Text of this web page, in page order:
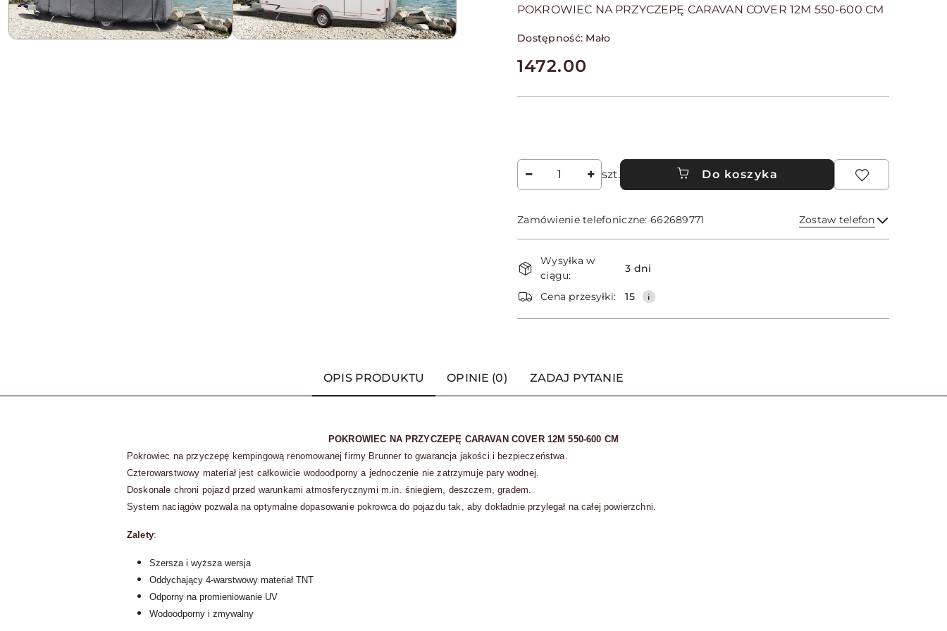
POKROWIEC NA PRZYCZEPĘ CARAVAN COVER 12M 550-600 CM
Dostępność: Mało
cena:
1472.00
Ilość
szt. Do koszyka
Zamówienie telefoniczne: 662689771 Zostaw telefon
Wyślij
Dostępność
i
dostawa
Wysyłka w
ciągu:
3 dni
Cena przesyłki: 15
OPIS PRODUKTU OPINIE (0) ZADAJ PYTANIE
POKROWIEC NA PRZYCZEPĘ CARAVAN COVER 12M 550-600 CM
Pokrowiec na przyczepę kempingową renomowanej firmy Brunner to gwarancja jakości i bezpieczeństwa.
Czterowarstwowy materiał jest całkowicie wodoodporny a jednoczenie nie zatrzymuje pary wodnej.
Doskonale chroni pojazd przed warunkami atmosferycznymi m.in. śniegiem, deszczem, gradem.
System naciągów pozwala na optymalne dopasowanie pokrowca do pojazdu tak, aby dokładnie przylegał na całej powierzchni.
Zalety:
Szersza i wyższa wersja
Oddychający 4-warstwowy materiał TNT
Odporny na promieniowanie UV
Wodoodporny i zmywalny